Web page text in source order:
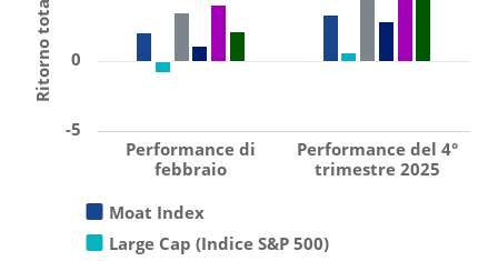
Moat Index
Large Cap (Indice S&P 500)
Performance di
febbraio
Performance del 4°
trimestre 2025
0
-5